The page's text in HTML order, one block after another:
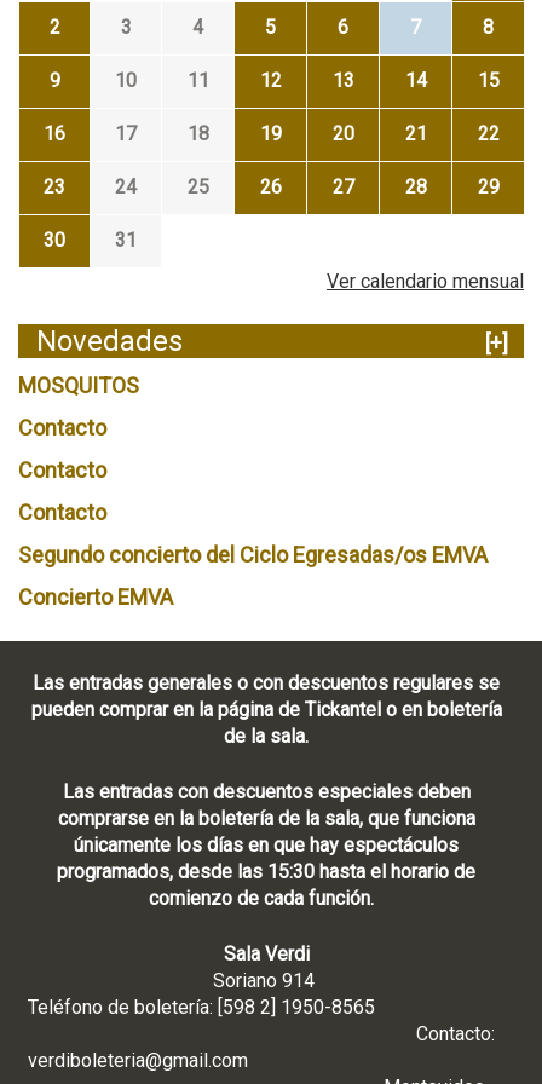
2 3 4 5 6 7 8
9 10 11 12 13 14 15
16 17 18 19 20 21 22
23 24 25 26 27 28 29
30
31
Ver calendario mensual
Novedades
[+]
MOSQUITOS
Contacto
Contacto
Contacto
Segundo concierto del Ciclo Egresadas/os EMVA
Concierto EMVA
Las entradas generales o con descuentos regulares se
pueden comprar en la página de Tickantel o en boletería
de la sala.
Las entradas con descuentos especiales deben
comprarse en la boletería de la sala, que funciona
únicamente los días en que hay espectáculos
programados, desde las 15:30 hasta el horario de
comienzo de cada función.
Sala Verdi
Soriano 914
Teléfono de boletería: [598 2] 1950-8565
Contacto:
verdiboleteria@gmail.com